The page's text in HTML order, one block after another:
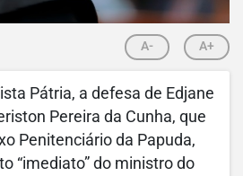
A- A+
Pátria, a defesa de Edjane
Pereira da Cunha, que
Penitenciário da Papuda,
“imediato” do ministro do